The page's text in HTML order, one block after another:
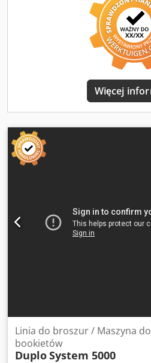
Emskirchen/Norymberga -
Możliwość przetestowania
Więcej
Linia do broszur / Maszyna do
bookietów
DuploSystem 5000